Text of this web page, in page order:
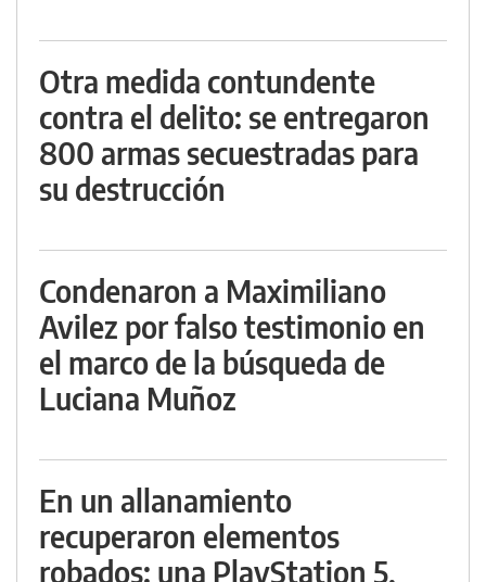
Otra medida contundente
contra el delito: se entregaron
800 armas secuestradas para
su destrucción
Condenaron a Maximiliano
Avilez por falso testimonio en
el marco de la búsqueda de
Luciana Muñoz
En un allanamiento
recuperaron elementos
robados: una PlayStation 5,